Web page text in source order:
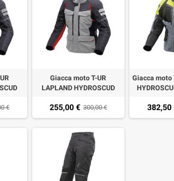
€
Giacca moto T-UR
LAPLAND HYDROSCUD
255,00 € 300,00 €
Giacca moto
382,50